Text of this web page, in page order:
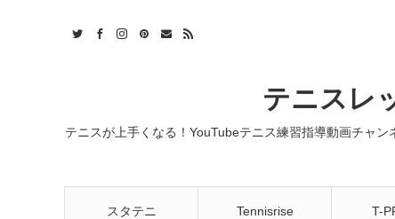
テニスレ
テニスが上手くなる！YouTubeテニス練習指導動画チャ
スタテニ Tennisrise T-